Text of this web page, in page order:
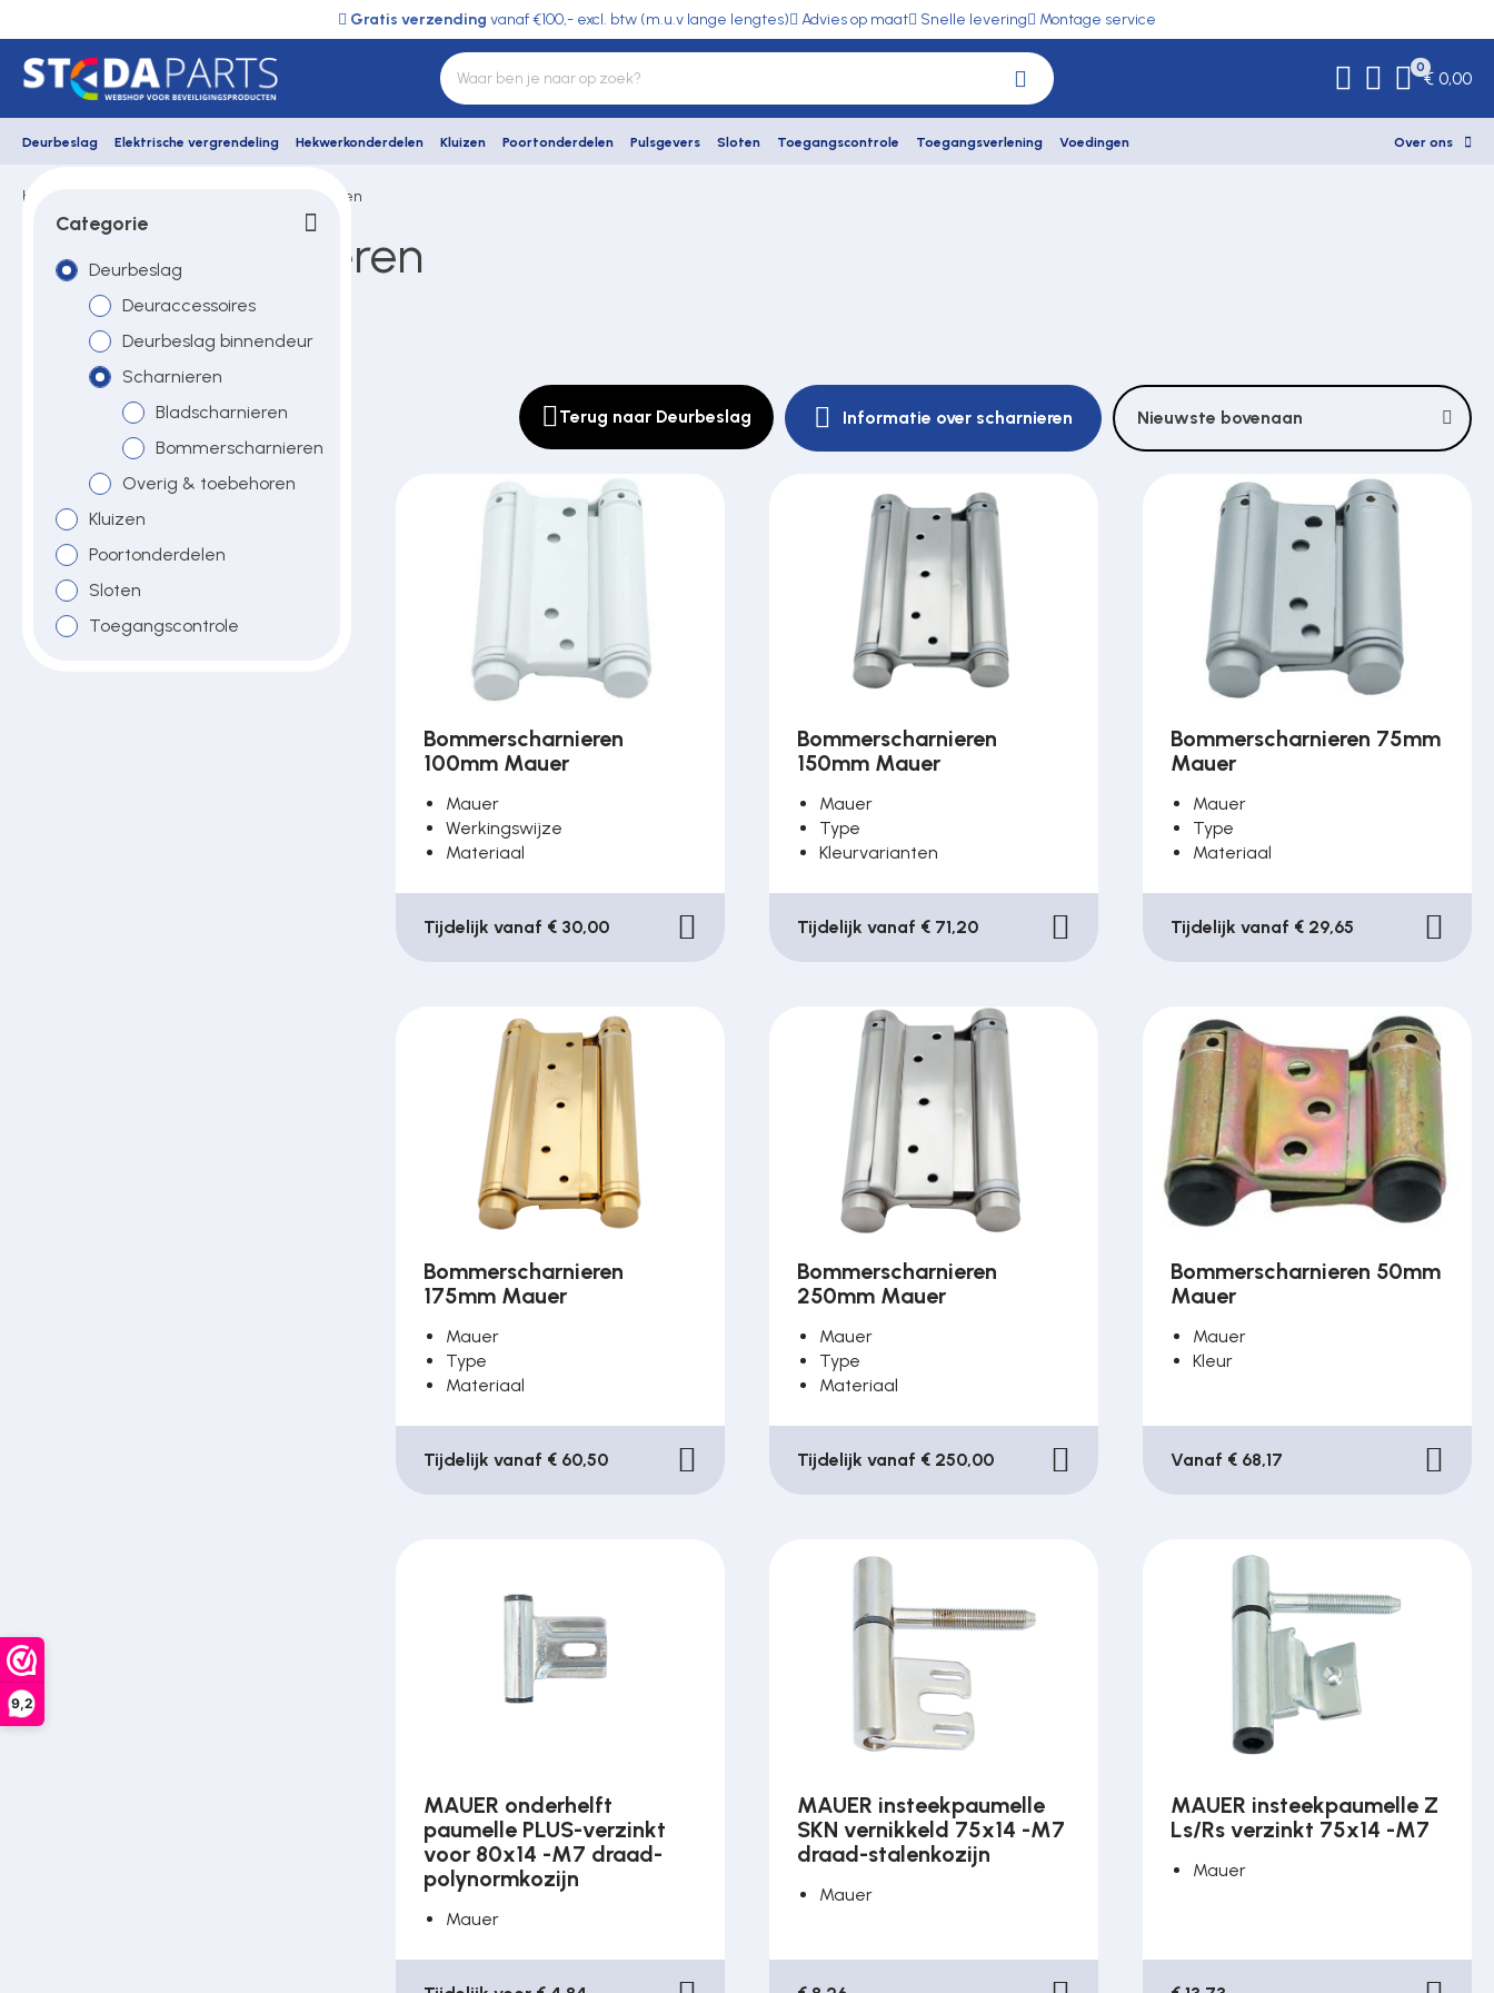
9,2
Gratis verzending vanaf €100,- excl. btw (m.u.v lange lengtes) Advies op maat Snelle levering Montage service
0
€ 0,00
Deurbeslag Elektrische vergrendeling Hekwerkonderdelen Kluizen Poortonderdelen Pulsgevers Sloten Toegangscontrole Toegangsverlening Voedingen Over ons
Elektrische vergrendeling
Hekwerkonderdelen
Poortonderdelen
Pulsgevers
Home Scharnieren
Mauer scharnieren
Terug naar Deurbeslag Informatie over scharnieren Nieuwste bovenaan
Categorie
Deurbeslag
Deuraccessoires
Deurbeslag binnendeur
Scharnieren
Bladscharnieren
Bommerscharnieren
Overig & toebehoren
Kluizen
Poortonderdelen
Sloten
Toegangscontrole
Bommerscharnieren
100mm Mauer
Mauer
Werkingswijze
Materiaal
Tijdelijk vanaf € 30,00
Bommerscharnieren
150mm Mauer
Mauer
Type
Kleurvarianten
Tijdelijk vanaf € 71,20
Bommerscharnieren 75mm
Mauer
Mauer
Type
Materiaal
Tijdelijk vanaf € 29,65
Bommerscharnieren
175mm Mauer
Mauer
Type
Materiaal
Tijdelijk vanaf € 60,50
Bommerscharnieren
250mm Mauer
Mauer
Type
Materiaal
Tijdelijk vanaf € 250,00
Bommerscharnieren 50mm
Mauer
Mauer
Kleur
Vanaf € 68,17
MAUER onderhelft
paumelle PLUS-verzinkt
voor 80x14 -M7 draad-
polynormkozijn
Mauer
MAUER insteekpaumelle
SKN vernikkeld 75x14 -M7
draad-stalenkozijn
Mauer
MAUER insteekpaumelle Z
Ls/Rs verzinkt 75x14 -M7
Mauer